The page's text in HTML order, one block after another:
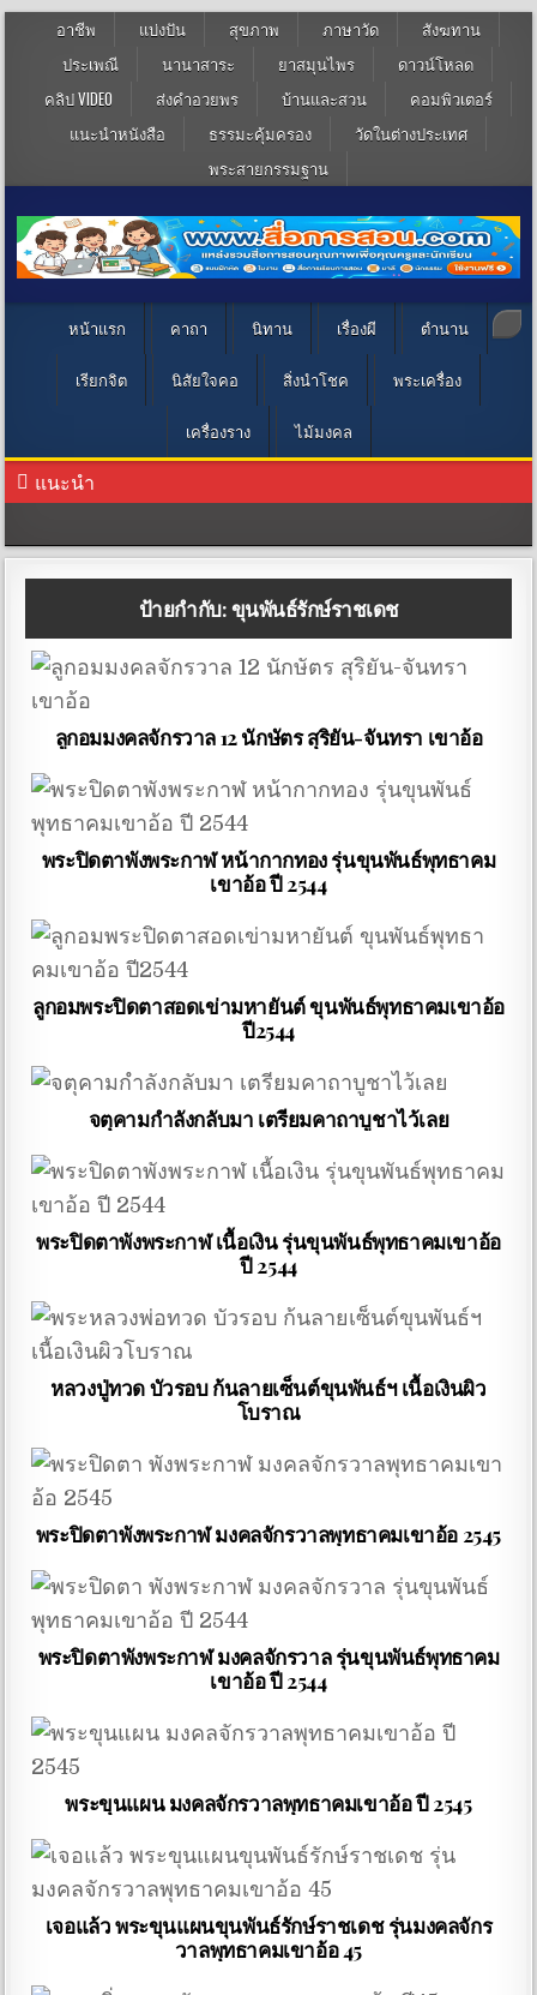
อาชีพ แบ่งปัน สุขภาพ ภาษาวัด
สังฆทาน
ประเพณี
นานาสาระ ยาสมุนไพร
ดาวน์โหลด
คลิป VIDEO
ส่งคำอวยพร บ้านและสวน
คอมพิวเตอร์
แนะนำหนังสือ
ธรรมะคุ้มครอง
วัดในต่างประเทศ
พระสายกรรมฐาน
หน้าแรก คาถา นิทาน เรื่องผี ตำนาน
เรียกจิต นิสัยใจคอ สิ่งนำโชค พระเครื่อง
เครื่องราง ไม้มงคล
แนะนำ
ป้ายกำกับ:ขุนพันธ์รักษ์ราชเดช
ลูกอมมงคลจักรวาล 12 นักษัตร สุริยัน-จันทรา เขาอ้อ
พระปิดตาพังพระกาฬ หน้ากากทอง รุ่นขุนพันธ์พุทธาคม
เขาอ้อ ปี 2544
ลูกอมพระปิดตาสอดเข่ามหายันต์ ขุนพันธ์พุทธาคมเขาอ้อ
ปี2544
จตุคามกำลังกลับมา เตรียมคาถาบูชาไว้เลย
พระปิดตาพังพระกาฬ เนื้อเงิน รุ่นขุนพันธ์พุทธาคมเขาอ้อ
ปี 2544
หลวงปู่ทวด บัวรอบ ก้นลายเซ็นต์ขุนพันธ์ฯ เนื้อเงินผิว
โบราณ
พระปิดตาพังพระกาฬ มงคลจักรวาลพุทธาคมเขาอ้อ 2545
พระปิดตาพังพระกาฬ มงคลจักรวาล รุ่นขุนพันธ์พุทธาคม
เขาอ้อ ปี 2544
พระขุนแผน มงคลจักรวาลพุทธาคมเขาอ้อ ปี 2545
เจอแล้ว พระขุนแผนขุนพันธ์รักษ์ราชเดช รุ่นมงคลจักร
วาลพุทธาคมเขาอ้อ​ 45